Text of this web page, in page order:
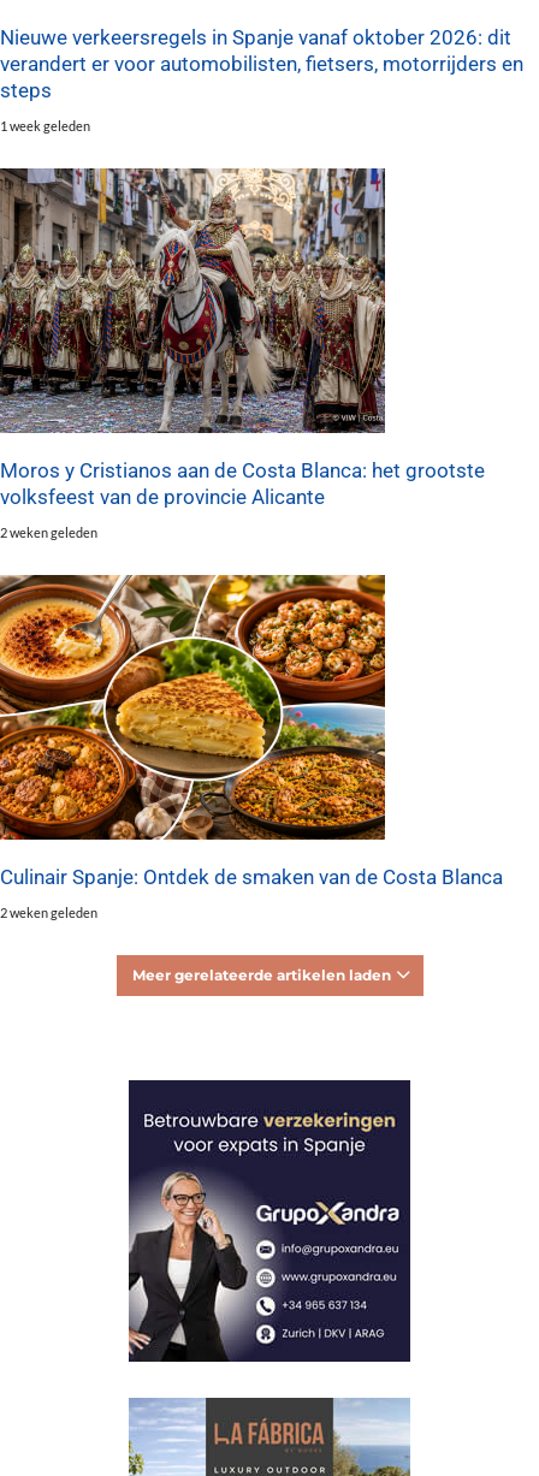
Nieuwe verkeersregels in Spanje vanaf oktober 2026: dit
verandert er voor automobilisten, fietsers, motorrijders en
steps
1 week geleden
Moros y Cristianos aan de Costa Blanca: het grootste
volksfeest van de provincie Alicante
2 weken geleden
Culinair Spanje: Ontdek de smaken van de Costa Blanca
2 weken geleden
Meer gerelateerde artikelen laden